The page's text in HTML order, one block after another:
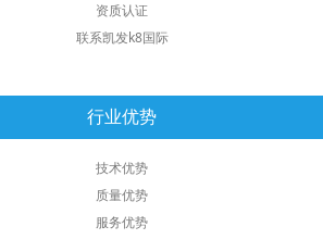
资质认证
联系凯发k8国际
行业优势
技术优势
质量优势
服务优势